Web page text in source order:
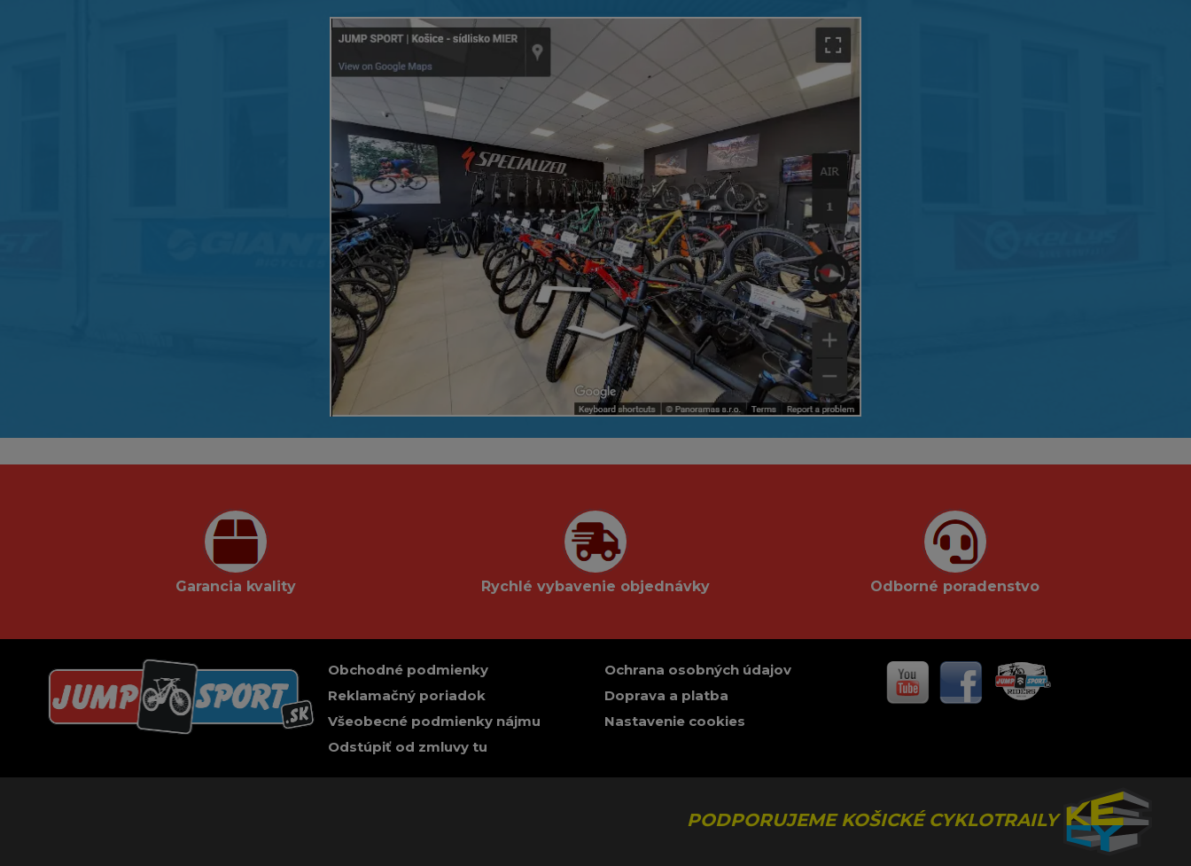
Garancia kvality Rychlé vybavenie objednávky Odborné poradenstvo
Obchodné podmienky
Reklamačný poriadok
Všeobecné podmienky nájmu
Odstúpiť od zmluvy tu
Ochrana osobných údajov
Doprava a platba
Nastavenie cookies
PODPORUJEME KOŠICKÉ CYKLOTRAILY